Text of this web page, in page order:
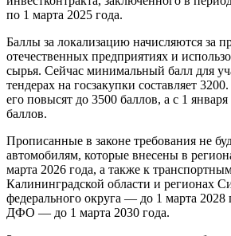
по 1 марта 2025 года.
Баллы за локализацию начисляются за
отечественных предприятиях и
сырья. Сейчас минимальный балл для
тендерах на госзакупки составляет
его повысят до 3500 баллов, а с 1
баллов.
Прописанные в законе требования не
автомобилям, которые внесены в
марта 2026 года, а также к
Калининградской области и регионах
федерального округа — до 1 марта 2028
ДФО — до 1 марта 2030 года.